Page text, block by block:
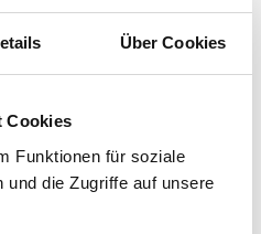
Über Cookies
Cookies
Funktionen für soziale
und die Zugriffe auf unsere
für ein
Hier können Sie
und
Bei der
Kleinschreibung